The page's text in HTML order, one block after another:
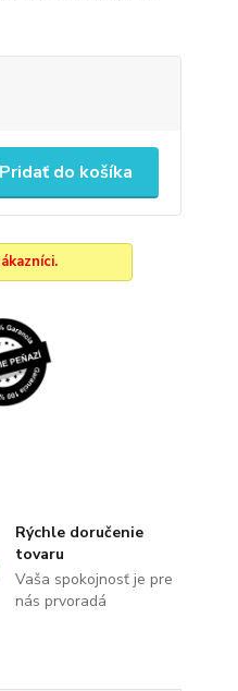
Pridať do košíka
Rýchle doručenie
tovaru
Vaša spokojnosť je pre
nás prvoradá